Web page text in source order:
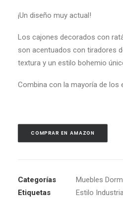
¡Un diseño muy actual!
Los cajones decorados con
son acentuados con tiradores
textura y un estilo bohemio
Combina con la mayoría de los
COMPRAR EN AMAZON
Categorías Muebles
Etiquetas
Estilo